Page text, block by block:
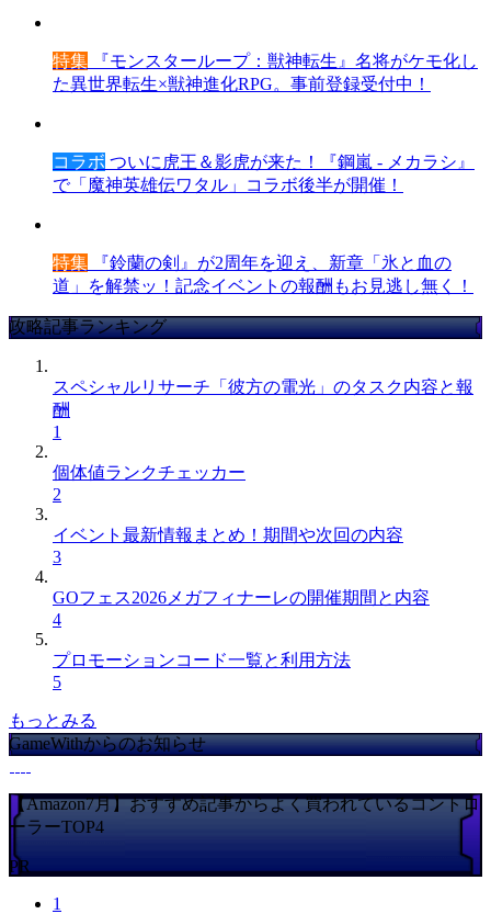
特集 『モンスターループ：獣神転生』名将がケモ化し
た異世界転生×獣神進化RPG。事前登録受付中！
コラボ ついに虎王＆影虎が来た！『鋼嵐 - メカラシ』
で「魔神英雄伝ワタル」コラボ後半が開催！
特集 『鈴蘭の剣』が2周年を迎え、新章「氷と血の
道」を解禁ッ！記念イベントの報酬もお見逃し無く！
攻略記事ランキング
スペシャルリサーチ「彼方の電光」のタスク内容と報
酬
1
個体値ランクチェッカー
2
イベント最新情報まとめ！期間や次回の内容
3
GOフェス2026メガフィナーレの開催期間と内容
4
プロモーションコード一覧と利用方法
5
もっとみる
GameWithからのお知らせ
【Amazon7月】おすすめ記事からよく買われているコントロ
ーラーTOP4
PR
1